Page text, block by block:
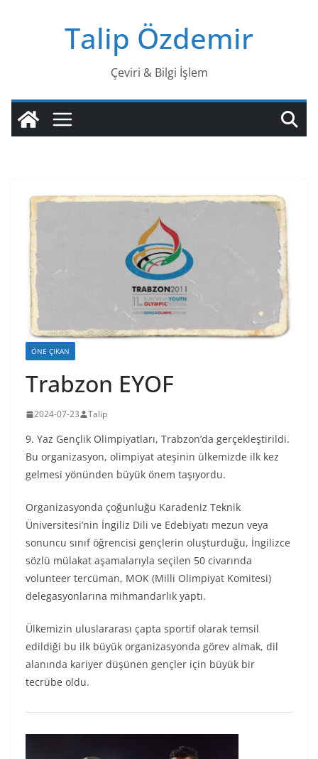
Talip Özdemir
Çeviri & Bilgi İşlem
ÖNE ÇIKAN
Trabzon EYOF
2024-07-23 Talip
9. Yaz Gençlik Olimpiyatları, Trabzon’da gerçekleştirildi.
Bu organizasyon, olimpiyat ateşinin ülkemizde ilk kez
gelmesi yönünden büyük önem taşıyordu.
Organizasyonda çoğunluğu Karadeniz Teknik
Üniversitesi’nin İngiliz Dili ve Edebiyatı mezun veya
sonuncu sınıf öğrencisi gençlerin oluşturduğu, İngilizce
sözlü mülakat aşamalarıyla seçilen 50 civarında
volunteer tercüman, MOK (Milli Olimpiyat Komitesi)
delegasyonlarına mihmandarlık yaptı.
Ülkemizin uluslararası çapta sportif olarak temsil
edildiği bu ilk büyük organizasyonda görev almak, dil
alanında kariyer düşünen gençler için büyük bir
tecrübe oldu.